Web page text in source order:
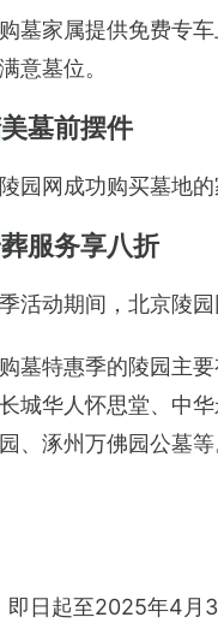
墓家属提供免费专
意墓位。
墓前摆件
园网成功购买墓地
服务享八折
活动期间，北京陵
墓特惠季的陵园主
城华人怀思堂、中
、涿州万佛园公墓
即日起至2025年4月